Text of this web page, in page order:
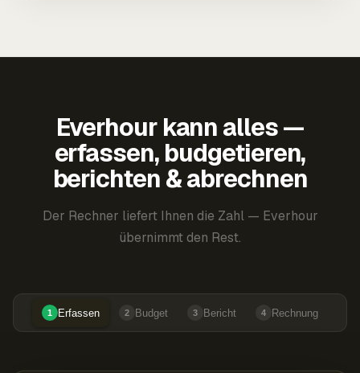
Everhour kann alles —
erfassen, budgetieren,
berichten & abrechnen
Der Rechner liefert Ihnen die Zahl — Everhour
übernimmt den Rest.
1 Erfassen 2 Budget 3 Bericht 4 Rechnung